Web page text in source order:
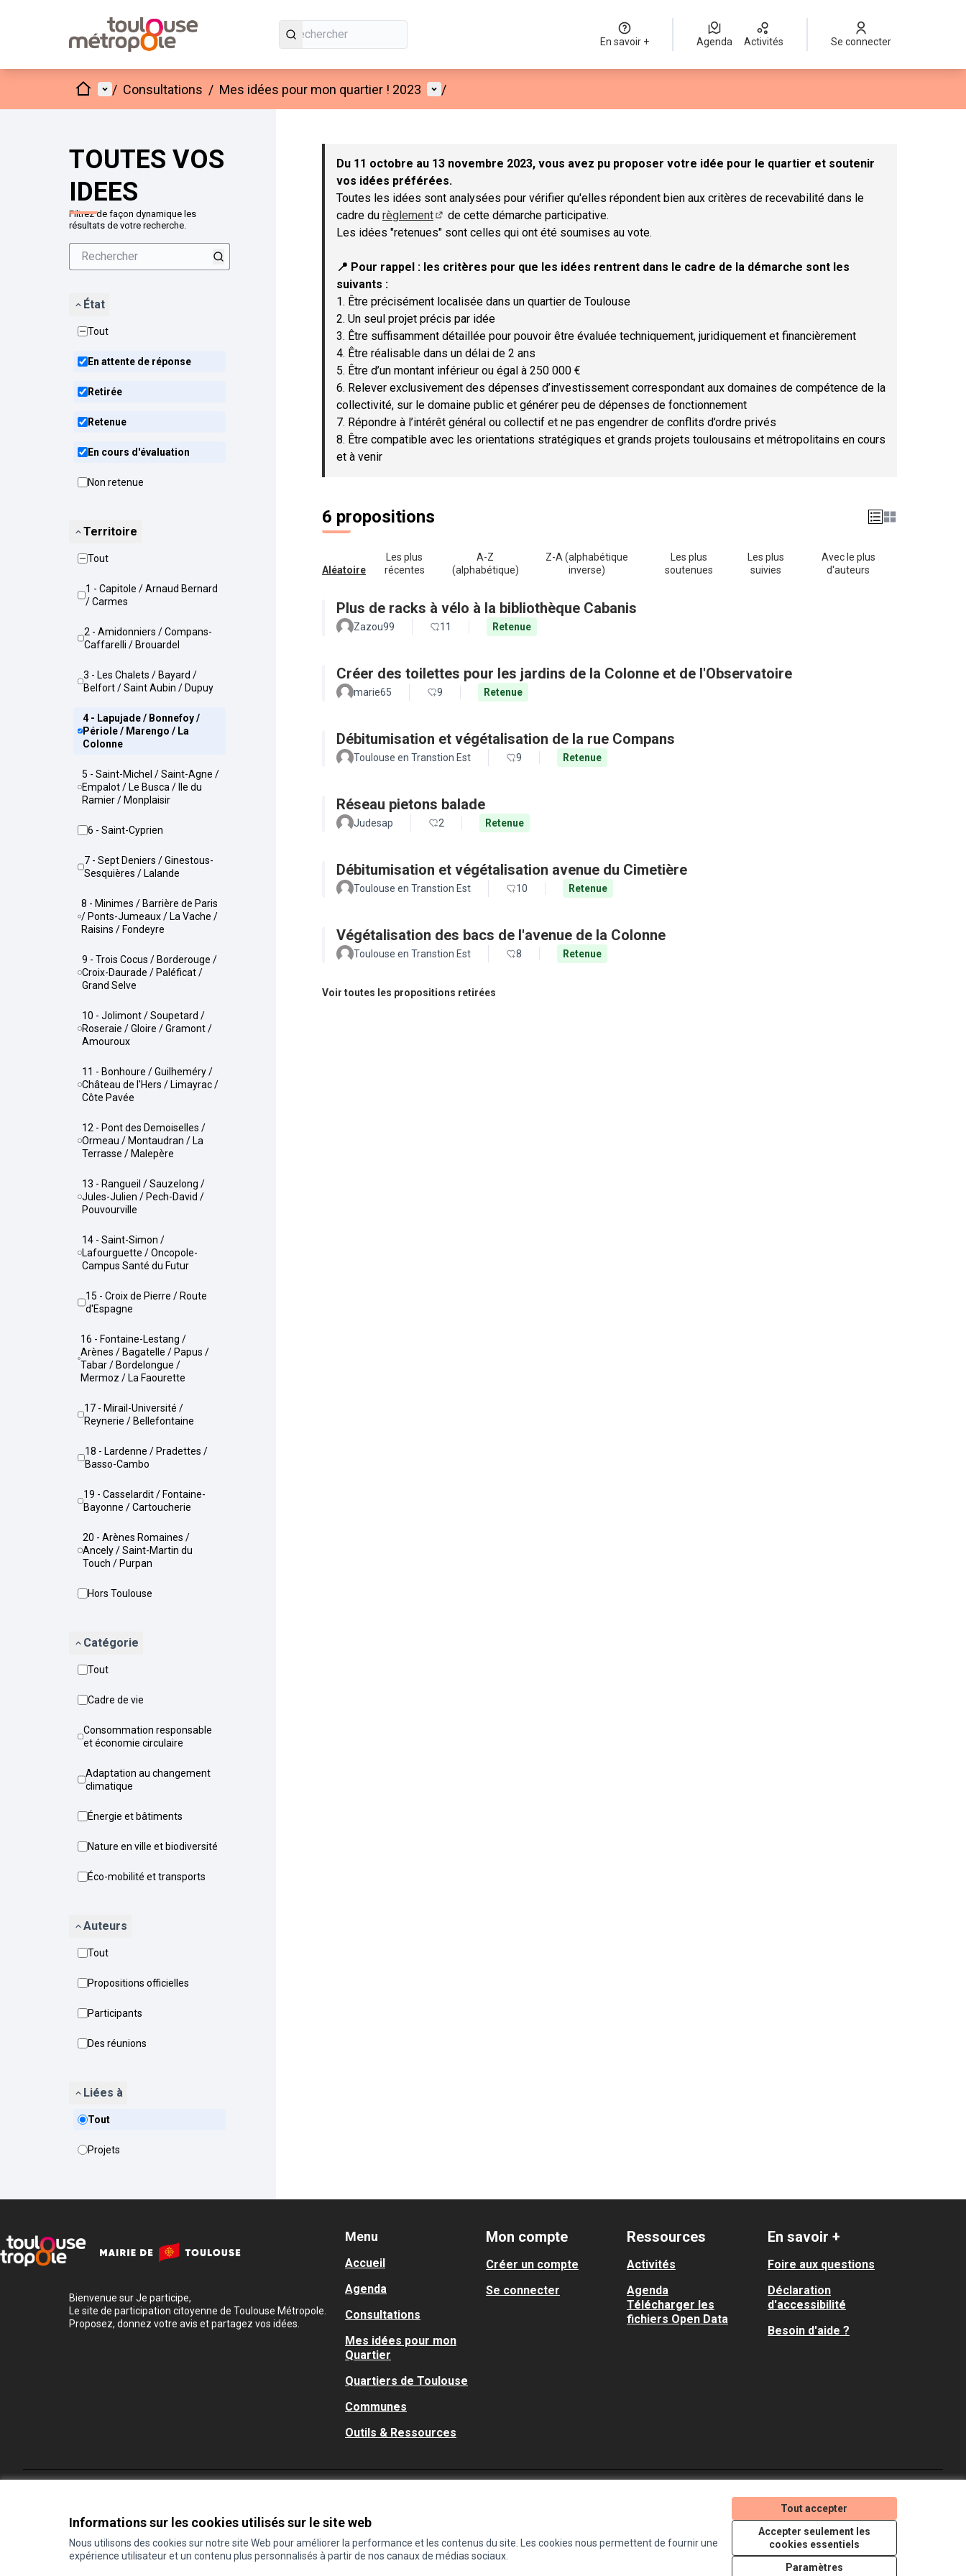
Informations sur les cookies utilisés sur le site web
Nous utilisons des cookies sur notre site Web pour améliorer la performance et les contenus du site. Les cookies nous permettent de fournir une
expérience utilisateur et un contenu plus personnalisés à partir de nos canaux de médias sociaux.
Tout accepter
Accepter seulement les
cookies essentiels
Paramètres
En savoir + Agenda Activités Se connecter
AccueilMenu principal
/ Consultations / Mes idées pour mon quartier ! 2023 Menu utilisateur
/
TOUTES VOS
IDEES
Filtrez de façon dynamique les
résultats de votre recherche.
État
Tout
En attente de réponse
Retirée
Retenue
En cours d'évaluation
Non retenue
Territoire
Tout
1 - Capitole / Arnaud Bernard
/ Carmes
2 - Amidonniers / Compans-
Caffarelli / Brouardel
3 - Les Chalets / Bayard /
Belfort / Saint Aubin / Dupuy
4 - Lapujade / Bonnefoy /
Périole / Marengo / La
Colonne
5 - Saint-Michel / Saint-Agne /
Empalot / Le Busca / Ile du
Ramier / Monplaisir
6 - Saint-Cyprien
7 - Sept Deniers / Ginestous-
Sesquières / Lalande
8 - Minimes / Barrière de Paris
/ Ponts-Jumeaux / La Vache /
Raisins / Fondeyre
9 - Trois Cocus / Borderouge /
Croix-Daurade / Paléficat /
Grand Selve
10 - Jolimont / Soupetard /
Roseraie / Gloire / Gramont /
Amouroux
11 - Bonhoure / Guilheméry /
Château de l'Hers / Limayrac /
Côte Pavée
12 - Pont des Demoiselles /
Ormeau / Montaudran / La
Terrasse / Malepère
13 - Rangueil / Sauzelong /
Jules-Julien / Pech-David /
Pouvourville
14 - Saint-Simon /
Lafourguette / Oncopole-
Campus Santé du Futur
15 - Croix de Pierre / Route
d'Espagne
16 - Fontaine-Lestang /
Arènes / Bagatelle / Papus /
Tabar / Bordelongue /
Mermoz / La Faourette
17 - Mirail-Université /
Reynerie / Bellefontaine
18 - Lardenne / Pradettes /
Basso-Cambo
19 - Casselardit / Fontaine-
Bayonne / Cartoucherie
20 - Arènes Romaines /
Ancely / Saint-Martin du
Touch / Purpan
Hors Toulouse
Catégorie
Tout
Cadre de vie
Consommation responsable
et économie circulaire
Adaptation au changement
climatique
Énergie et bâtiments
Nature en ville et biodiversité
Éco-mobilité et transports
Auteurs
Tout
Propositions officielles
Participants
Des réunions
Liées à
Tout
Projets
Passer la carte
Du 11 octobre au 13 novembre 2023, vous avez pu proposer votre idée pour le quartier et soutenir
vos idées préférées.
Toutes les idées sont analysées pour vérifier qu'elles répondent bien aux critères de recevabilité dans le
cadre du règlement
(Lien externe)
de cette démarche participative.
Les idées "retenues" sont celles qui ont été soumises au vote.
📍 Pour rappel : les critères pour que les idées rentrent dans le cadre de la démarche sont les
suivants :
1. Être précisément localisée dans un quartier de Toulouse
2. Un seul projet précis par idée
3. Être suffisamment détaillée pour pouvoir être évaluée techniquement, juridiquement et financièrement
4. Être réalisable dans un délai de 2 ans
5. Être d’un montant inférieur ou égal à 250 000 €
6. Relever exclusivement des dépenses d’investissement correspondant aux domaines de compétence de la
collectivité, sur le domaine public et générer peu de dépenses de fonctionnement
7. Répondre à l’intérêt général ou collectif et ne pas engendrer de conflits d’ordre privés
8. Être compatible avec les orientations stratégiques et grands projets toulousains et métropolitains en cours
et à venir
6 propositions
Aléatoire
Les plus
récentes
A-Z
(alphabétique)
Z-A (alphabétique
inverse)
Les plus
soutenues
Les plus
suivies
Avec le plus
d'auteurs
Plus de racks à vélo à la bibliothèque Cabanis
Zazou99 11 Retenue
Créer des toilettes pour les jardins de la Colonne et de l'Observatoire
marie65 9 Retenue
Débitumisation et végétalisation de la rue Compans
Toulouse en Transtion Est 9 Retenue
Réseau pietons balade
Judesap 2 Retenue
Débitumisation et végétalisation avenue du Cimetière
Toulouse en Transtion Est 10 Retenue
Végétalisation des bacs de l'avenue de la Colonne
Toulouse en Transtion Est 8 Retenue
Voir toutes les propositions retirées
Bienvenue sur Je participe,
Le site de participation citoyenne de Toulouse Métropole.
Proposez, donnez votre avis et partagez vos idées.
Menu
Accueil
Agenda
Consultations
Mes idées pour mon
Quartier
Quartiers de Toulouse
Communes
Outils & Ressources
Mon compte
Créer un compte
Se connecter
Ressources
Activités
Agenda
Télécharger les
fichiers Open Data
En savoir +
Foire aux questions
Déclaration
d'accessibilité
Besoin d'aide ?
(Lien externe)
(Lien externe)
(Lien externe)
Licence Creative
(Lien externe)